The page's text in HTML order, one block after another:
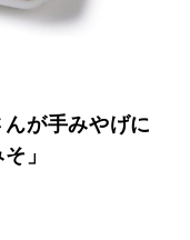
が手みやげに
」